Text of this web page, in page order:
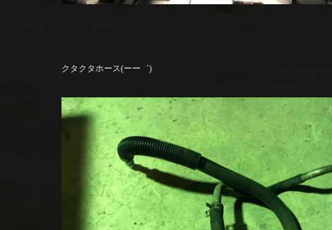
クタクタホース(ーー゛)